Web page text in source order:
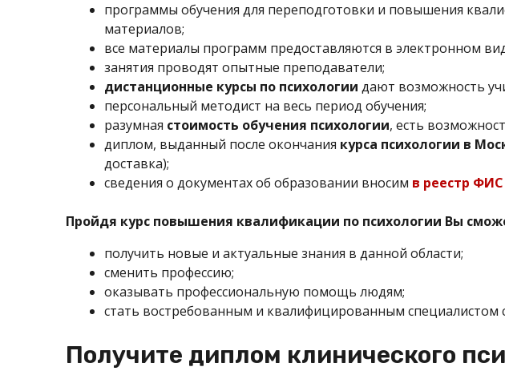
программы обучения для переподготовки и повышения
материалов;
все материалы программ предоставляются в электронном
занятия проводят опытные преподаватели;
дистанционные курсы по психологии дают возможность
персональный методист на весь период обучения;
разумная стоимость обучения психологии, есть
диплом, выданный после окончания курса психологии в
доставка);
сведения о документах об образовании вносим в реестр
Пройдя курс повышения квалификации по психологии Вы
получить новые и актуальные знания в данной области;
сменить профессию;
оказывать профессиональную помощь людям;
стать востребованным и квалифицированным специалистом
Получите диплом клинического